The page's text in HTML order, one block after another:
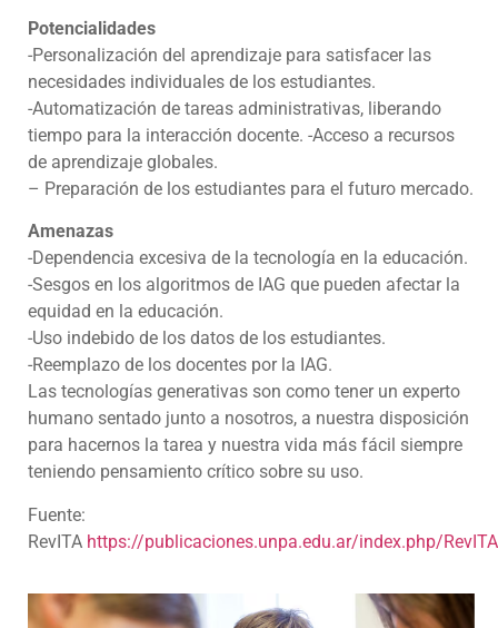
Potencialidades
-Personalización del aprendizaje para satisfacer las
necesidades individuales de los estudiantes.
-Automatización de tareas administrativas, liberando
tiempo para la interacción docente. -Acceso a recursos
de aprendizaje globales.
– Preparación de los estudiantes para el futuro mercado.
Amenazas
-Dependencia excesiva de la tecnología en la educación.
-Sesgos en los algoritmos de IAG que pueden afectar la
equidad en la educación.
-Uso indebido de los datos de los estudiantes.
-Reemplazo de los docentes por la IAG.
Las tecnologías generativas son como tener un experto
humano sentado junto a nosotros, a nuestra disposición
para hacernos la tarea y nuestra vida más fácil siempre
teniendo pensamiento crítico sobre su uso.
Fuente:
RevITA https://publicaciones.unpa.edu.ar/index.php/